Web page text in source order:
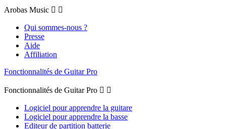
Arobas Music  
Qui sommes-nous ?
Presse
Aide
Affiliation
Fonctionnalités de Guitar Pro
Fonctionnalités de Guitar Pro  
Logiciel pour apprendre la guitare
Logiciel pour apprendre la basse
Editeur de partition batterie